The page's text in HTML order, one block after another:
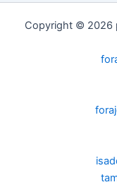
Copyright © 2026